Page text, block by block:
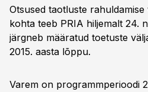
Otsused taotluste
kohta teeb PRIA hiljemalt 24.
järgneb määratud toetuste
2015. aasta lõppu.
Varem on programmperioodi